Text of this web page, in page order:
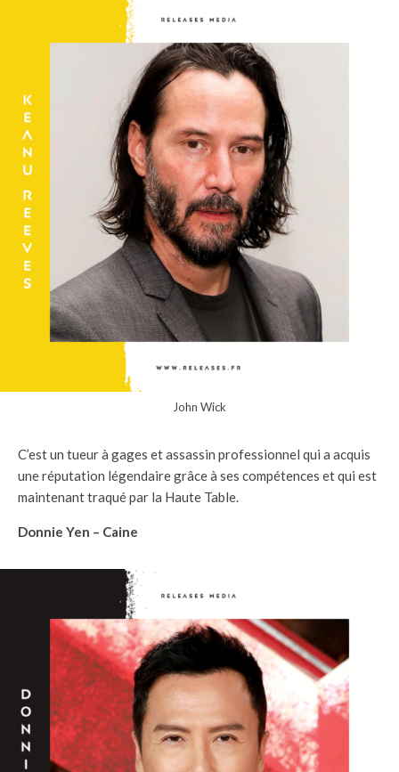
John Wick
C’est un tueur à gages et assassin professionnel qui a acquis
une réputation légendaire grâce à ses compétences et qui est
maintenant traqué par la Haute Table.
Donnie Yen – Caine